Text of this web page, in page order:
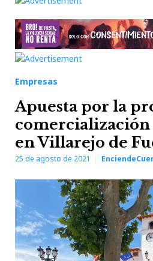
Empresas
Apuesta por la
comercialización
en Villarejo de
25 de agosto de 2021